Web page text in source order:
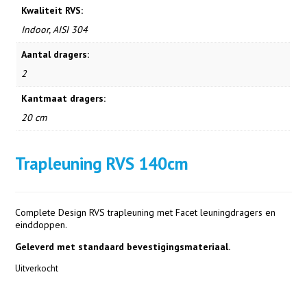
Kwaliteit RVS:
Indoor, AISI 304
Aantal dragers:
2
Kantmaat dragers:
20 cm
Trapleuning RVS 140cm
Complete Design RVS trapleuning met Facet leuningdragers en
einddoppen.
Geleverd met standaard bevestigingsmateriaal.
Uitverkocht